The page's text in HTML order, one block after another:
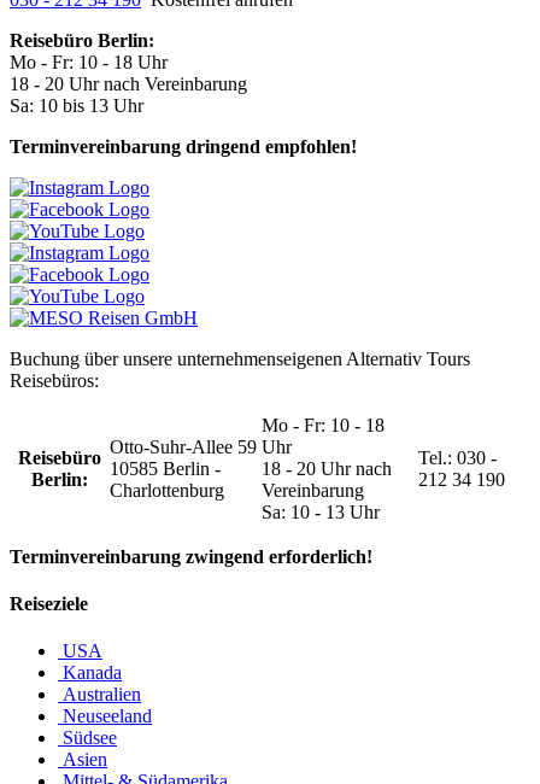
Reisebüro Berlin:
Mo - Fr: 10 - 18 Uhr
18 - 20 Uhr nach Vereinbarung
Sa: 10 bis 13 Uhr
Terminvereinbarung dringend empfohlen!
Buchung über unsere unternehmenseigenen Alternativ Tours
Reisebüros:
Reisebüro
Berlin:
Otto-Suhr-Allee 59
10585 Berlin -
Charlottenburg
Mo - Fr: 10 - 18
Uhr
18 - 20 Uhr nach
Vereinbarung
Sa: 10 - 13 Uhr
Tel.: 030 -
212 34 190
Terminvereinbarung zwingend erforderlich!
Reiseziele
USA
Kanada
Australien
Neuseeland
Südsee
Asien